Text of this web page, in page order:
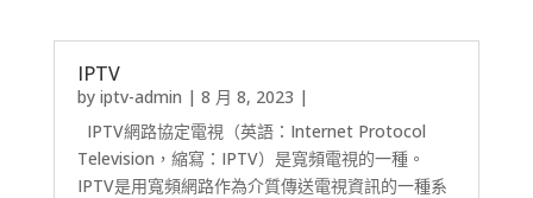
IPTV
by iptv-admin | 8 月 8, 2023 |
IPTV網路協定電視（英語：Internet Protocol
Television，縮寫：IPTV）是寬頻電視的一種。
IPTV是用寬頻網路作為介質傳送電視資訊的一種系